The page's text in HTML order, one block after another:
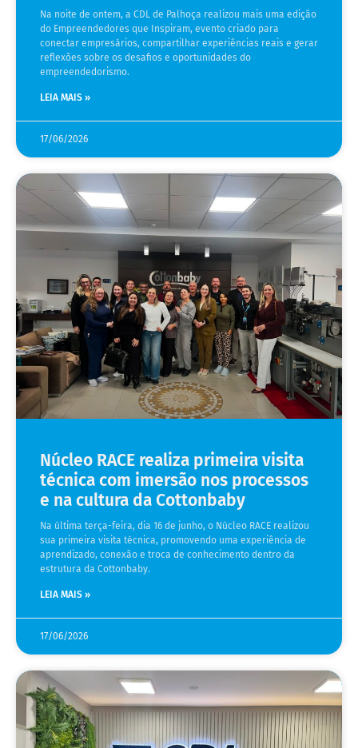
Na noite de ontem, a CDL de Palhoça realizou mais uma edição
do Empreendedores que Inspiram, evento criado para
conectar empresários, compartilhar experiências reais e gerar
reflexões sobre os desafios e oportunidades do
empreendedorismo.
LEIA MAIS »
17/06/2026
Núcleo RACE realiza primeira visita
técnica com imersão nos processos
e na cultura da Cottonbaby
Na última terça-feira, dia 16 de junho, o Núcleo RACE realizou
sua primeira visita técnica, promovendo uma experiência de
aprendizado, conexão e troca de conhecimento dentro da
estrutura da Cottonbaby.
LEIA MAIS »
17/06/2026